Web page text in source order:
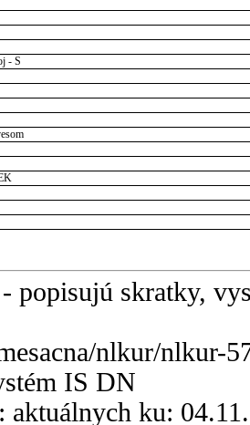
- S
- popisujú skratky,
nlkur/nlkur-
IS DN
aktuálnych ku: